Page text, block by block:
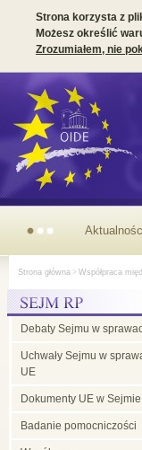
Strona korzysta z
Możesz określić
Zrozumiałem, nie
Strona główna > Współpraca
Debaty Sejmu w
Uchwały Sejmu w
UE
Dokumenty UE w Sejmie
Badanie pomocniczości